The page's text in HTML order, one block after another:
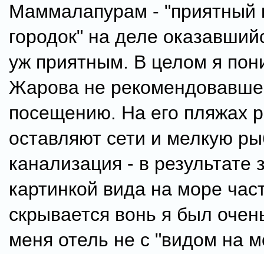
Маммалапурам - "приятный
городок" на деле
уж приятным. В целом я
Жарова не
посещению. На его пляжах
оставляют сети и мелкую
канализация - в результате
картинкой вида на море
скрывается вонь я был
меня отель не с "видом на